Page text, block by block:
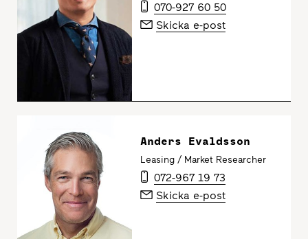
070-927 60 50
Skicka e-post
Anders Evaldsson
Leasing / Market Researcher
072-967 19 73
Skicka e-post